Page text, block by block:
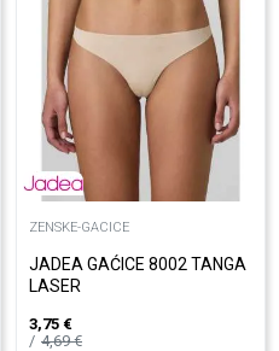
ZENSKE-GACICE
JADEA GAĆICE 8002 TANGA
LASER
3,75 €
4,69€